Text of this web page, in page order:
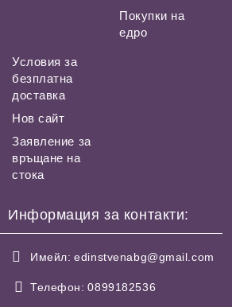
Покупки на
едро
Условия за
безплатна
доставка
Нов сайт
Заявление за
връщане на
стока
Информация за контакти:
Имейл: edinstvenabg@gmail.com
Телефон: 0899182536